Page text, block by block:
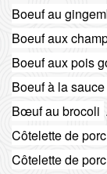
Boeuf au
Boeuf aux
Boeuf aux pois
Boeuf à la
Bœuf au brocoli
Côtelette de porc
Côtelette de